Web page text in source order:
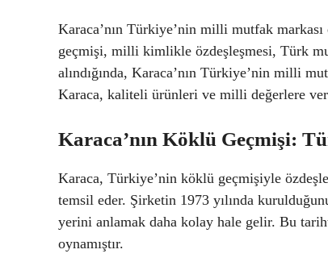
Karaca’nın Türkiye’nin milli mutfak
geçmişi, milli kimlikle özdeşleşmesi, Türk
alındığında, Karaca’nın Türkiye’nin milli
Karaca, kaliteli ürünleri ve milli değerlere
Karaca’nın Köklü Geçmişi:
Karaca, Türkiye’nin köklü geçmişiyle
temsil eder. Şirketin 1973 yılında
yerini anlamak daha kolay hale gelir. Bu
oynamıştır.